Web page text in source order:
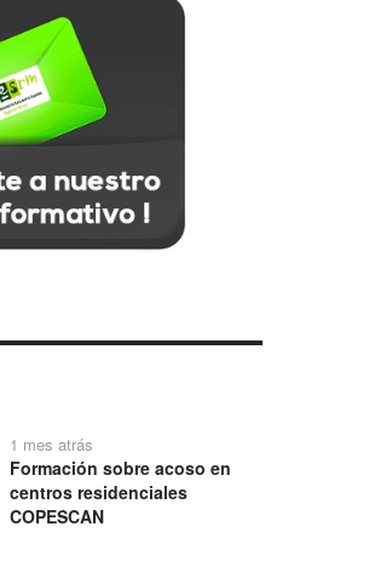
1 mes atrás
Formación sobre acoso en
centros residenciales
COPESCAN